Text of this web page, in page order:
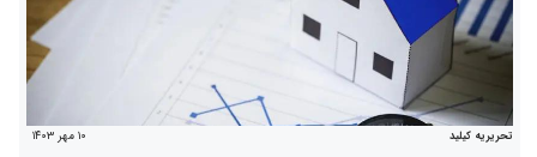
تحریریه کیلید ۱۰ مهر ۱۴۰۳